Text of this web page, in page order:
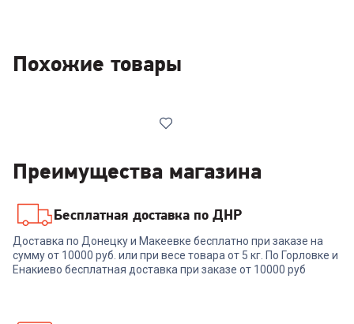
Похожие товары
Плита комбинированная DE
LUXE 5040.41гэ(кр) ЧР-010
Преимущества магазина
Бесплатная доставка по ДНР
Доставка по Донецку и Макеевке бесплатно при заказе на
сумму от 10000 руб. или при весе товара от 5 кг. По Горловке и
Енакиево бесплатная доставка при заказе от 10000 руб